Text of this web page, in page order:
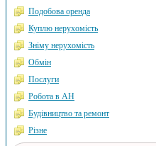
Подобова оренда
Куплю нерухомість
Зніму нерухомість
Обмін
Послуги
Робота в АН
Будівництво та ремонт
Різне